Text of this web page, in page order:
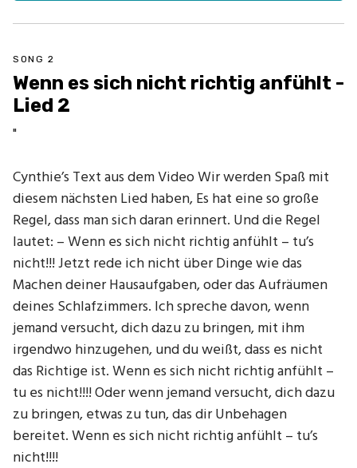
SONG 2
Wenn es sich nicht richtig anfühlt -
Lied 2
"
Cynthie’s Text aus dem Video Wir werden Spaß mit
diesem nächsten Lied haben, Es hat eine so große
Regel, dass man sich daran erinnert. Und die Regel
lautet: – Wenn es sich nicht richtig anfühlt – tu’s
nicht!!! Jetzt rede ich nicht über Dinge wie das
Machen deiner Hausaufgaben, oder das Aufräumen
deines Schlafzimmers. Ich spreche davon, wenn
jemand versucht, dich dazu zu bringen, mit ihm
irgendwo hinzugehen, und du weißt, dass es nicht
das Richtige ist. Wenn es sich nicht richtig anfühlt –
tu es nicht!!!! Oder wenn jemand versucht, dich dazu
zu bringen, etwas zu tun, das dir Unbehagen
bereitet. Wenn es sich nicht richtig anfühlt – tu’s
nicht!!!!